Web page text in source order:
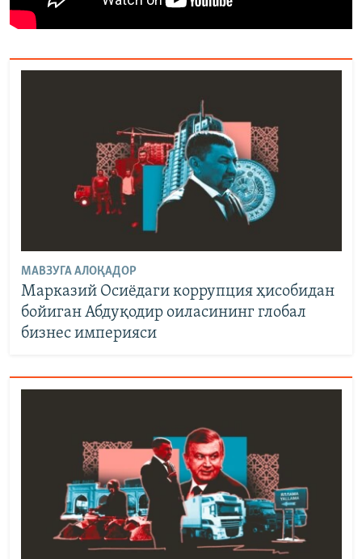
МАВЗУГА АЛОҚАДОР
Марказий Осиёдаги коррупция ҳисобидан
бойиган Абдуқодир оиласининг глобал
бизнес империяси